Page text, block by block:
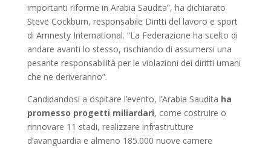
importanti riforme in Arabia Saudita”, ha dichiarato
Steve Cockburn, responsabile Diritti del lavoro e sport
di Amnesty International. “La Federazione ha scelto di
andare avanti lo stesso, rischiando di assumersi una
pesante responsabilità per le violazioni dei diritti umani
che ne deriveranno”.
Candidandosi a ospitare l’evento, l’Arabia Saudita ha
promesso progetti miliardari, come costruire o
rinnovare 11 stadi, realizzare infrastrutture
d’avanguardia e almeno 185.000 nuove camere